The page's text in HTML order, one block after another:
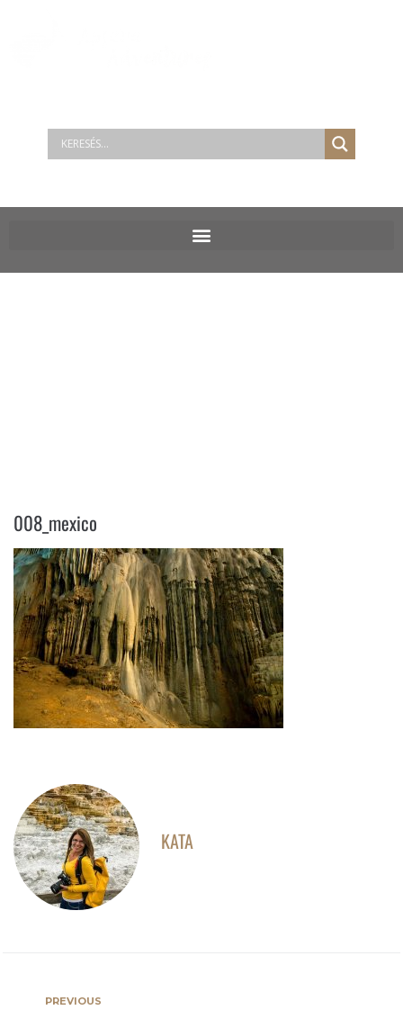
008_mexico
KATA
PREVIOUS